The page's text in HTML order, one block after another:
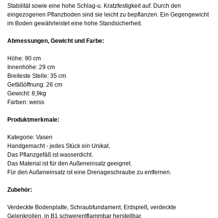
Stabilität sowie eine hohe Schlag-u. Kratzfestigkeit auf. Durch den
eingezogenen Pflanzboden sind sie leicht zu bepflanzen. Ein Gegengewicht
im Boden gewährleistet eine hohe Standsicherheit.
Abmessungen, Gewicht und Farbe:
Höhe: 90 cm
Innenhöhe: 29 cm
Breiteste Stelle: 35 cm
Gefäßöffnung: 26 cm
Gewicht: 8,9kg
Farben: weiss
Produktmerkmale:
Kategorie: Vasen
Handgemacht - jedes Stück ein Unikat.
Das Pflanzgefäß ist wasserdicht.
Das Material ist für den Außeneinsatz geeignet.
Für den Außeneinsatz ist eine Drenageschraube zu entfernen.
Zubehör:
Verdeckte Bodenplatte, Schraubfundament, Erdspieß, verdeckte
Gelenkrollen, in B1 schwerentflammbar herstellbar.